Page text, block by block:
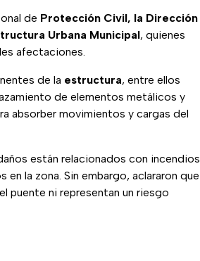
de Protección Civil, la Dirección
Urbana Municipal, quienes
afectaciones.
de la estructura, entre ellos
de elementos metálicos y
absorber movimientos y cargas del
están relacionados con incendios
la zona. Sin embargo, aclararon que
puente ni representan un riesgo